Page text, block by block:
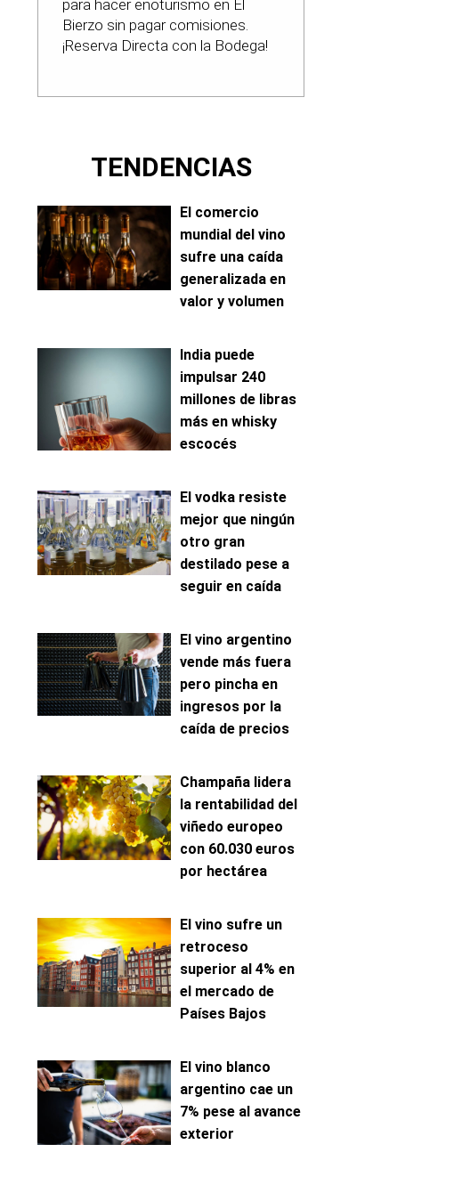
para hacer enoturismo en El
Bierzo sin pagar comisiones.
¡Reserva Directa con la Bodega!
TENDENCIAS
El comercio
mundial del vino
sufre una caída
generalizada en
valor y volumen
India puede
impulsar 240
millones de libras
más en whisky
escocés
El vodka resiste
mejor que ningún
otro gran
destilado pese a
seguir en caída
El vino argentino
vende más fuera
pero pincha en
ingresos por la
caída de precios
Champaña lidera
la rentabilidad del
viñedo europeo
con 60.030 euros
por hectárea
El vino sufre un
retroceso
superior al 4% en
el mercado de
Países Bajos
El vino blanco
argentino cae un
7% pese al avance
exterior